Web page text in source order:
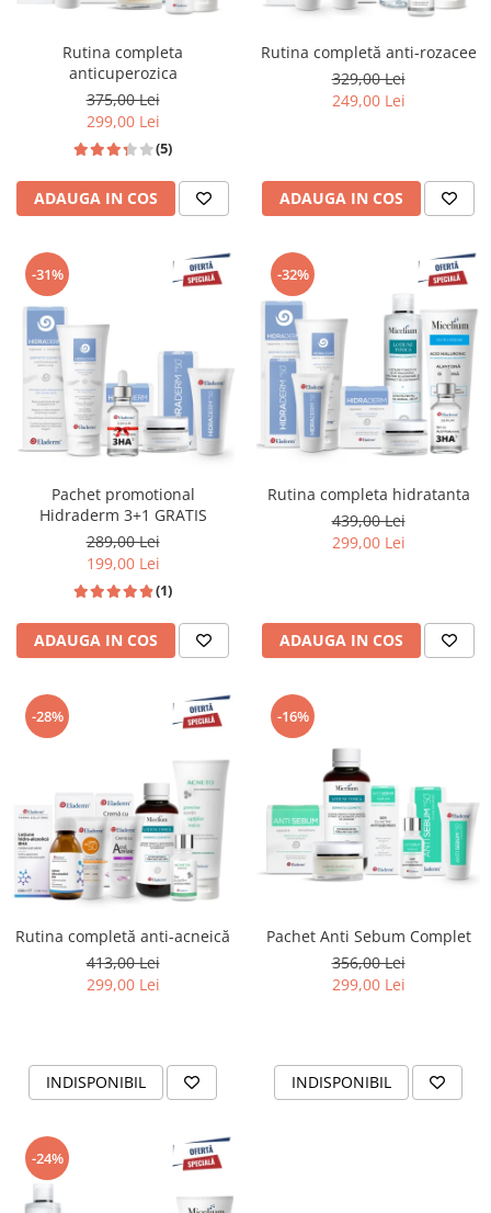
Rutina completa
anticuperozica
375,00 Lei
299,00 Lei
(5)
ADAUGA IN COS
Rutina completă anti-rozacee
329,00 Lei
249,00 Lei
ADAUGA IN COS
-31%
Pachet promotional
Hidraderm 3+1 GRATIS
289,00 Lei
199,00 Lei
(1)
ADAUGA IN COS
-32%
Rutina completa hidratanta
439,00 Lei
299,00 Lei
ADAUGA IN COS
-28%
Rutina completă anti-acneică
413,00 Lei
299,00 Lei
INDISPONIBIL
-16%
Pachet Anti Sebum Complet
356,00 Lei
299,00 Lei
INDISPONIBIL
-24%